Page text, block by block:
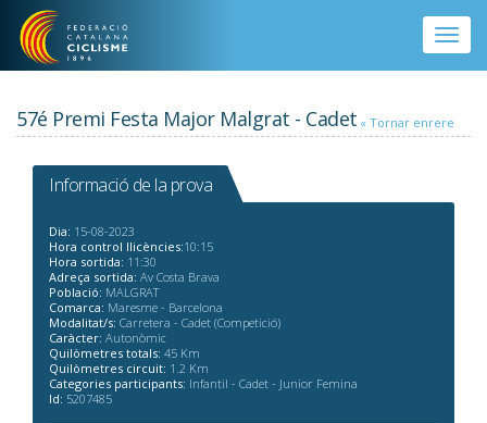
Vés al contingut
Toggle
57é Premi Festa Major Malgrat - Cadet
Informació de la prova
Dia: 15-08-2023
Hora control llicències:10:15
Hora sortida: 11:30
Adreça sortida: Av Costa Brava
Població: MALGRAT
Comarca: Maresme - Barcelona
Modalitat/s: Carretera - Cadet (Competició)
Caràcter: Autonòmic
Quilòmetres totals: 45 Km
Quilòmetres circuit: 1.2 Km
Categories participants: Infantil - Cadet - Junior Femina
Id: 5207485
« Tornar enrere